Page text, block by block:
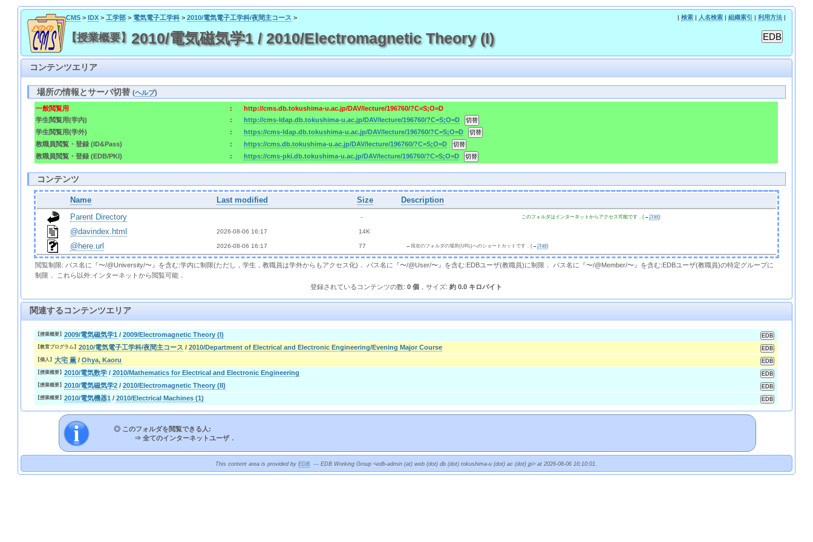
CMS> IDX> 工学部> 電気電子工学科> 2010/電気電子工学科/夜間主コース > | 検索| 人名検索| 組織索引 | 利用方法|
【授業概要】 2010/電気磁気学1 / 2010/Electromagnetic Theory (I)
コンテンツエリア
場所の情報とサーバ切替(ヘルプ)
一般閲覧用 :
http://cms.db.tokushima-u.ac.jp/DAV/lecture/196760/?C=S;O=D
学生閲覧用(学内)
:
http://cms-ldap.db.tokushima-u.ac.jp/DAV/lecture/196760/?C=S;O=D
学生閲覧用(学外)
:
https://cms-ldap.db.tokushima-u.ac.jp/DAV/lecture/196760/?C=S;O=D
教職員閲覧・登録 (ID&Pass)
:
https://cms.db.tokushima-u.ac.jp/DAV/lecture/196760/?C=S;O=D
教職員閲覧・登録 (EDB/PKI)
: https://cms-pki.db.tokushima-u.ac.jp/DAV/lecture/196760/?C=S;O=D
コンテンツ
Name Last modified Size
Description
Parent Directory
  -
このフォルダはインターネットからアクセス可能です．(→詳細)
@davindex.html 2026-08-06 16:17 14K
@here.url 2026-08-06 16:17 77 ←現在のフォルダの場所(URL)へのショートカットです．(→詳細)
閲覧制限: パス名に『〜/@University/〜』を含む:学内に制限(ただし，学生，教職員は学外からもアクセス化)． パス名に『〜/@User/〜』を含む:EDBユーザ(教職員)に制限． パス名に『〜/@Member/〜』を含む:EDBユーザ(教職員)の特定グループに
制限． これら以外:インターネットから閲覧可能．
登録されているコンテンツの数:0 個 ，サイズ:約 0.0 キロバイト
関連するコンテンツエリア
【授業概要】2009/電気磁気学1 /2009/Electromagnetic Theory (I)
【教育プログラム】2010/電気電子工学科/夜間主コース /2010/Department of Electrical and Electronic Engineering/Evening Major Course
【個人】大宅 薫 /Ohya, Kaoru
【授業概要】2010/電気数学 /2010/Mathematics for Electrical and Electronic Engineering
【授業概要】2010/電気磁気学2 /2010/Electromagnetic Theory (II)
【授業概要】2010/電気機器1 /2010/Electrical Machines (1)
◎ このフォルダを閲覧できる人:
⇒全てのインターネットユーザ．
This content area is provided byEDB. --- EDB Working Group <edb-admin (at) web (dot) db (dot) tokushima-u (dot) ac (dot) jp> at 2026-08-06 16:10:01.